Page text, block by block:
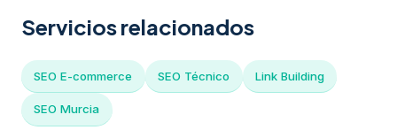
Servicios relacionados
SEO E-commerce SEO Técnico Link Building
SEO Murcia